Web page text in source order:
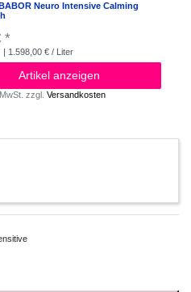
Neuro Intensive Calming
*
| 1.598,00 € / Liter
Artikel anzeigen
zzgl.Versandkosten